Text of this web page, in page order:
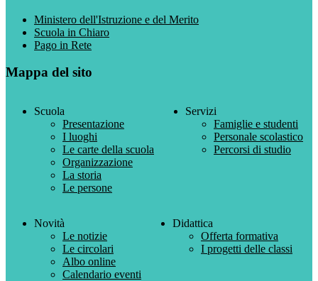
Ministero dell'Istruzione e del Merito
Scuola in Chiaro
Pago in Rete
Mappa del sito
Scuola
Presentazione
I luoghi
Le carte della scuola
Organizzazione
La storia
Le persone
Servizi
Famiglie e studenti
Personale scolastico
Percorsi di studio
Novità
Le notizie
Le circolari
Albo online
Calendario eventi
Didattica
Offerta formativa
I progetti delle classi